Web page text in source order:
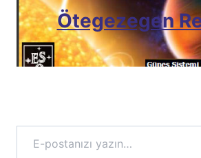
Ötegezegen
E-postanızı yazın…